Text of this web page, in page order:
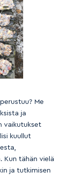
Me
ja
vaikutukset
kuullut
Kun tähän vielä
ja tutkimisen